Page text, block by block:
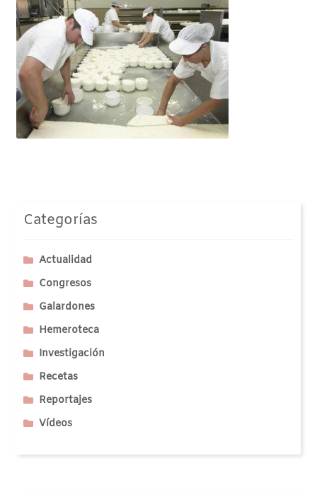
Categorías
Actualidad
Congresos
Galardones
Hemeroteca
Investigación
Recetas
Reportajes
Vídeos